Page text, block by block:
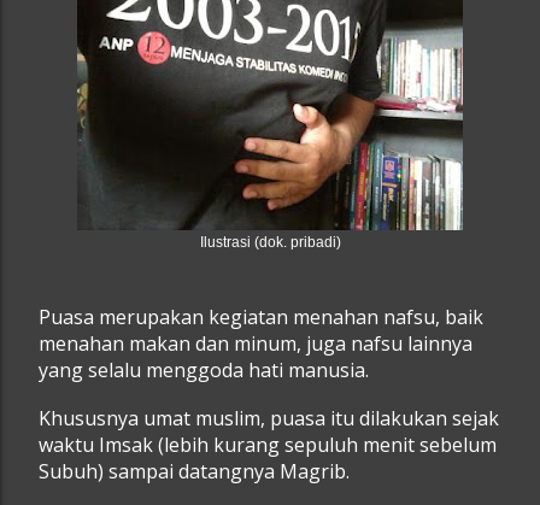
Ilustrasi (dok. pribadi)
Puasa merupakan kegiatan menahan nafsu, baik
menahan makan dan minum, juga nafsu lainnya
yang selalu menggoda hati manusia.
Khususnya umat muslim, puasa itu dilakukan sejak
waktu Imsak (lebih kurang sepuluh menit sebelum
Subuh) sampai datangnya Magrib.